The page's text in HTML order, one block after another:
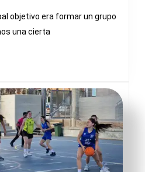
CAD
objetivo era formar un grupo
una cierta